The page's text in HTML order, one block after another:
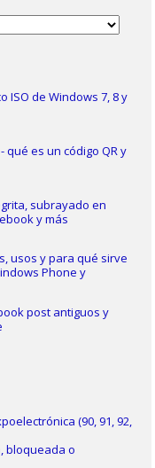
ISO de Windows 7, 8 y
qué es un código QR y
subrayado en
y más
usos y para qué sirve
Phone y
post antiguos y
(90, 91, 92,
bloqueada o